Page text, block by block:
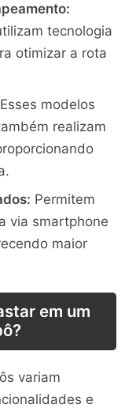
tecnologia
otimizar a rota
Esses modelos
realizam
Permitem
via smartphone
maior
em um
variam
e